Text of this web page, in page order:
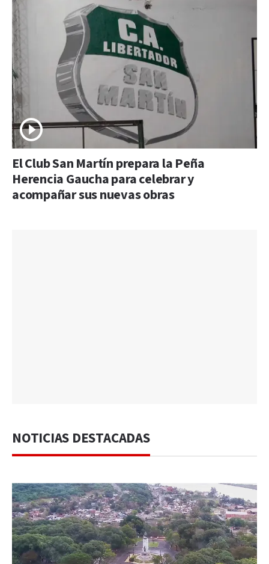
El Club San Martín prepara la Peña
Herencia Gaucha para celebrar y
acompañar sus nuevas obras
NOTICIAS DESTACADAS